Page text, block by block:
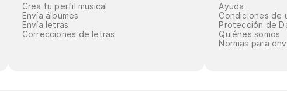
Crea tu perfil musical
Envía álbumes
Envía letras
Correcciones de letras
Ayuda
Condiciones de
Protección de
Quiénes somos
Normas para